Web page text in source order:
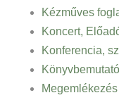
Kézműves
Koncert,
Konferencia,
Megemlékezés